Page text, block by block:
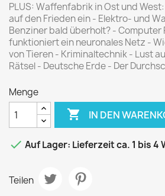
PLUS: Waffenfabrik in Ost und
auf den Frieden ein - Elektro- und
Benziner bald überholt? - Computer
funktioniert ein neuronales Netz -
von Tieren - Kriminaltechnik - Lust
Rätsel - Deutsche Erde - Der
Menge
 IN DEN
 Auf Lager: Lieferzeit ca. 1 bis 4
Teilen